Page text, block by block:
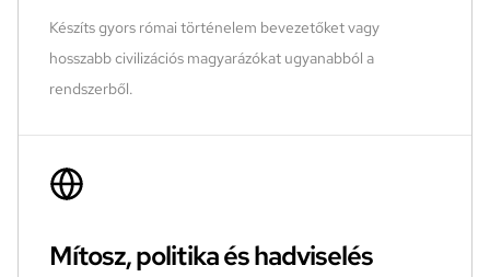
Készíts gyors római történelem bevezetőket vagy
hosszabb civilizációs magyarázókat ugyanabból a
rendszerből.
Mítosz, politika és hadviselés